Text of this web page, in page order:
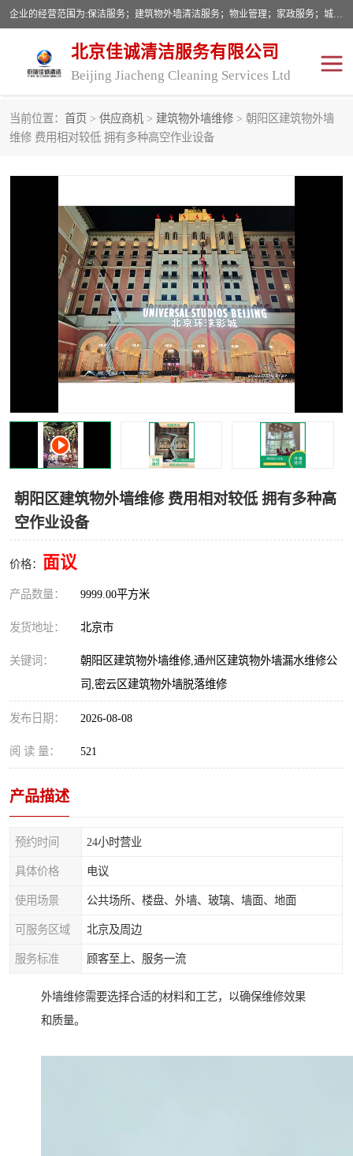
企业的经营范围为:保洁服务；建筑物外墙清洁服务；物业管理；家政服务；城市园林绿化；劳务分包；技术开发、技术转让、技术服务；销售保洁设备、卫生用品、化工产品（不含危险化学品及一类易制毒化学品）、日用品、办公设备、建筑材料、装饰材料；图文设计；清洁服务（不含餐具消毒）；中央空调维修；工程设计；施工总承包；专业承包。
北京佳诚清洁服务有限公司
Beijing Jiacheng Cleaning Services Ltd
当前位置： 首页 > 供应商机 > 建筑物外墙维修 > 朝阳区建筑物外墙
维修 费用相对较低 拥有多种高空作业设备
朝阳区建筑物外墙维修 费用相对较低 拥有多种高
空作业设备
价格： 面议
产品数量： 9999.00平方米
发货地址： 北京市
关键词：
朝阳区建筑物外墙维修,通州区建筑物外墙漏水维修公
司,密云区建筑物外墙脱落维修
发布日期： 2026-08-08
阅 读 量： 521
产品描述
预约时间 24小时营业
具体价格 电议
使用场景 公共场所、楼盘、外墙、玻璃、墙面、地面
可服务区域 北京及周边
服务标准 顾客至上、服务一流
外墙维修需要选择合适的材料和工艺，以确保维修效果
和质量。
外墙清洗 开荒保洁
开荒保洁
石材翻新 建筑物外墙维修